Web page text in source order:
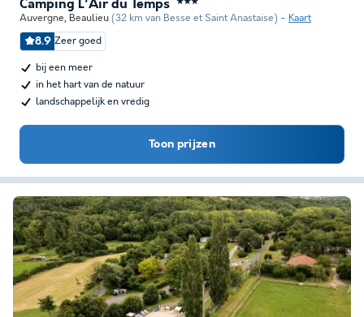
Camping L'Air du Temps ★★★
Auvergne, Beaulieu (32 km van Besse et Saint Anastaise) Kaart
8.9 Zeer goed
bij een meer
in het hart van de natuur
landschappelijk en vredig
Toon prijzen